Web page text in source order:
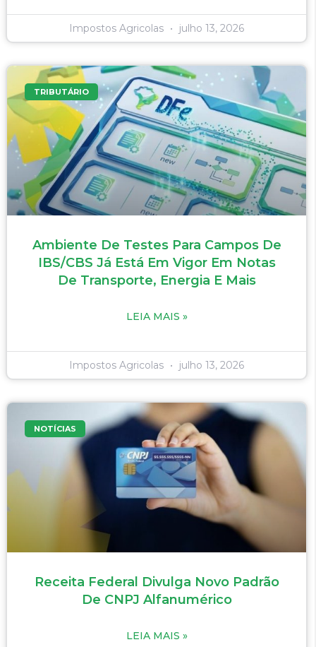
Impostos Agricolas julho 13, 2026
TRIBUTÁRIO
Ambiente De Testes Para Campos De
IBS/CBS Já Está Em Vigor Em Notas
De Transporte, Energia E Mais
LEIA MAIS »
Impostos Agricolas julho 13, 2026
NOTÍCIAS
Receita Federal Divulga Novo Padrão
De CNPJ Alfanumérico
LEIA MAIS »